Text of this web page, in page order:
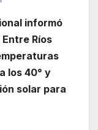
informó
Ríos
los 40° y
solar para